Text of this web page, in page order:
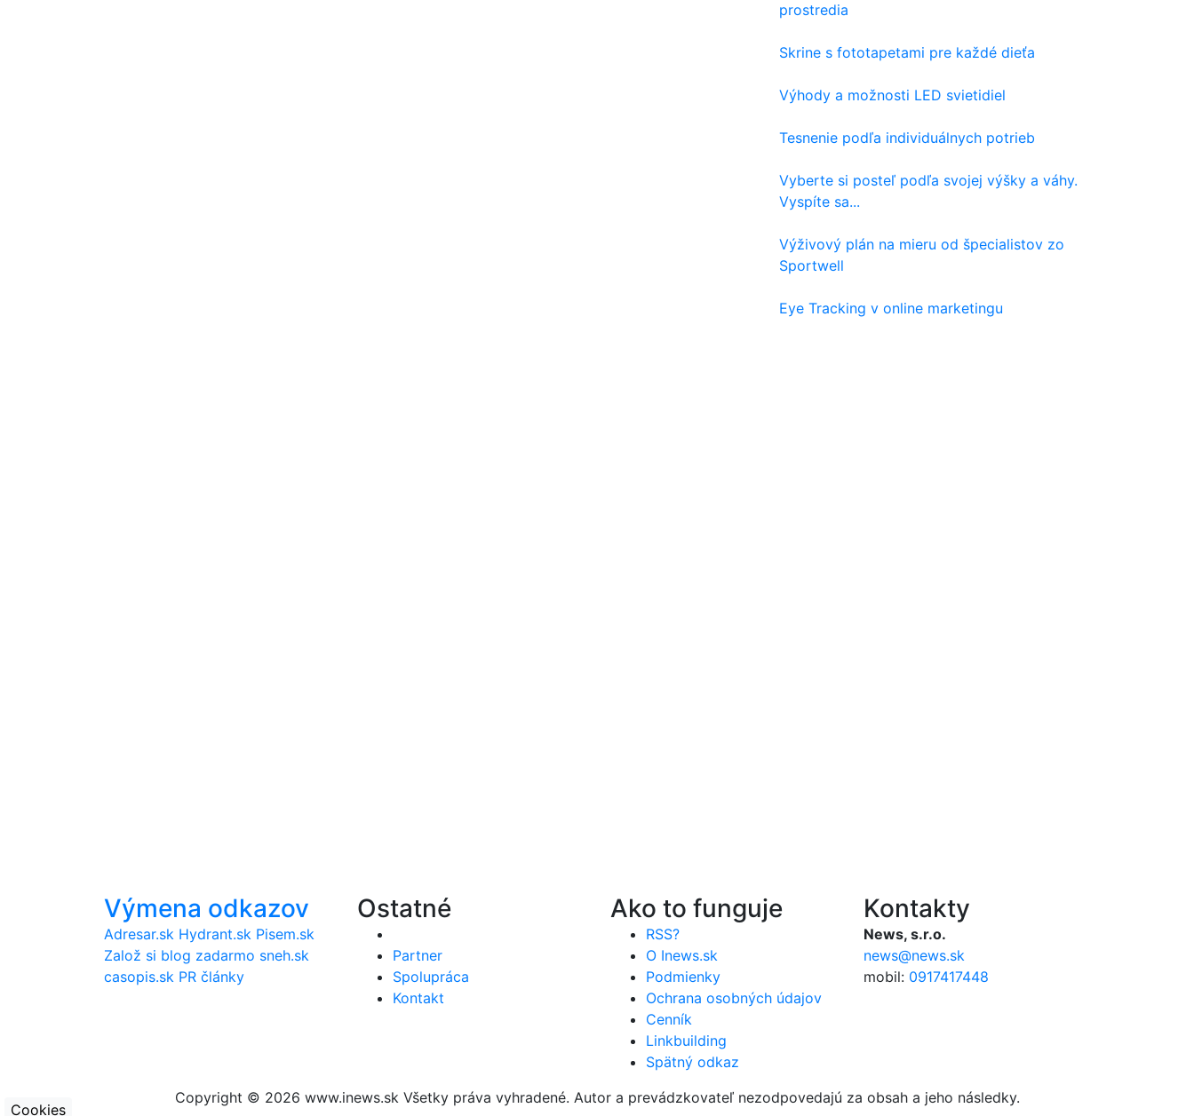
Cookies
prostredia
Skrine s fototapetami pre každé dieťa
Výhody a možnosti LED svietidiel
Tesnenie podľa individuálnych potrieb
Vyberte si posteľ podľa svojej výšky a váhy.
Vyspíte sa...
Výživový plán na mieru od špecialistov zo
Sportwell
Eye Tracking v online marketingu
Výmena odkazov
Adresar.sk Hydrant.sk Pisem.sk
Založ si blog zadarmo sneh.sk
casopis.sk PR články
Ostatné
Partner
Spolupráca
Kontakt
Ako to funguje
RSS?
O Inews.sk
Podmienky
Ochrana osobných údajov
Cenník
Linkbuilding
Spätný odkaz
Kontakty
News, s.r.o.
news@news.sk
mobil: 0917417448
Copyright © 2026 www.inews.sk Všetky práva vyhradené. Autor a prevádzkovateľ nezodpovedajú za obsah a jeho následky.